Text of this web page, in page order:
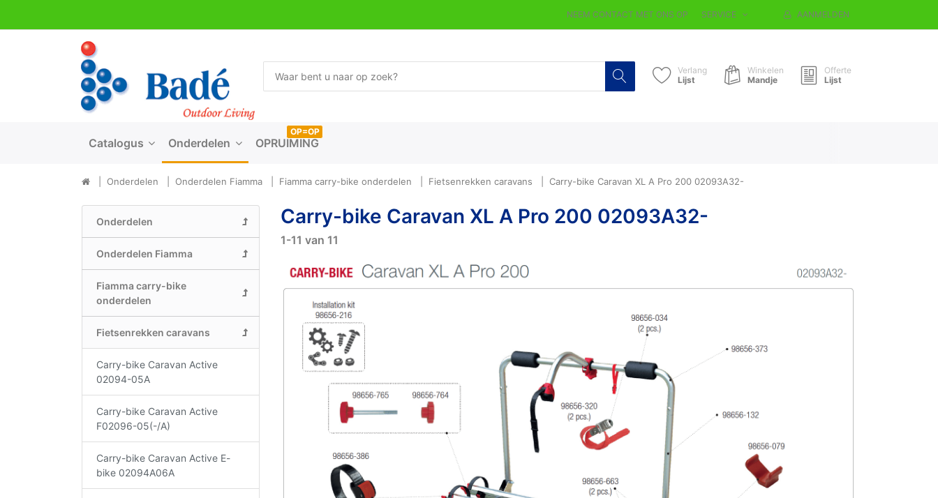
NEEM CONTACT MET ONS OP SERVICE AANMELDEN
Verlang
Lijst
Winkelen
Mandje
Offerte
Lijst
Catalogus Onderdelen OPRUIMING
OP=OP
Onderdelen Onderdelen Fiamma Fiamma carry-bike onderdelen Fietsenrekken caravans Carry-bike Caravan XL A Pro 200 02093A32-
Onderdelen
Onderdelen Fiamma
Fiamma carry-bike
onderdelen
Fietsenrekken caravans
Carry-bike Caravan Active
02094-05A
Carry-bike Caravan Active
F02096-05(-/A)
Carry-bike Caravan Active E-
bike 02094A06A
Carry-bike Caravan XL A Pro 200 02093A32-
1-11 van 11